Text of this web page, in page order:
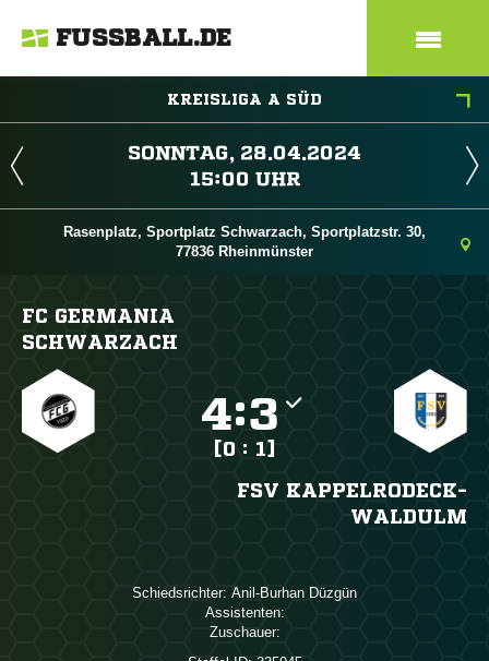
FUSSBALL.DE
KREISLIGA A SÜD
 
 
Rasenplatz, Sportplatz Schwarzach, Sportplatzstr. 30,
77836 Rheinmünster
FC GERMANIA
SCHWARZACH
:
[0 : 1]
FSV KAPPELRODECK-
WALDULM
Schiedsrichter:  
Assistenten:
Zuschauer: